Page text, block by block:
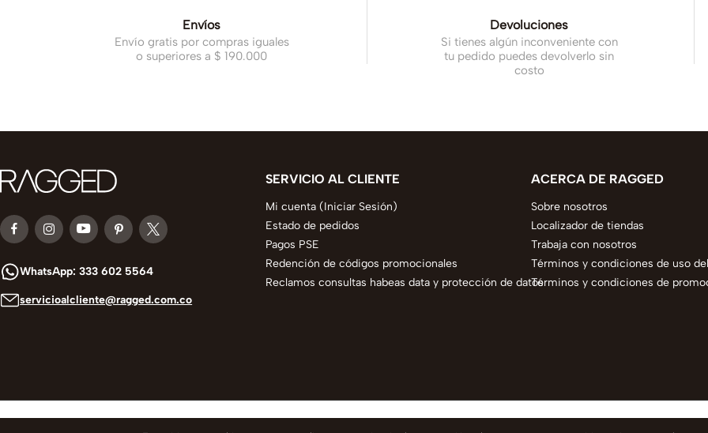
Envíos
Envío gratis por compras iguales
o superiores a $ 190.000
Devoluciones
Si tienes algún inconveniente con
tu pedido puedes devolverlo sin
costo
WhatsApp: 333 602 5564
servicioalcliente@ragged.com.co
SERVICIO AL CLIENTE
Mi cuenta (Iniciar Sesión)
Estado de pedidos
Pagos PSE
Redención de códigos promocionales
Reclamos consultas habeas data y protección de datos
ACERCA DE RAGGED
Sobre nosotros
Localizador de tiendas
Trabaja con nosotros
Términos y condiciones de uso
Términos y condiciones de